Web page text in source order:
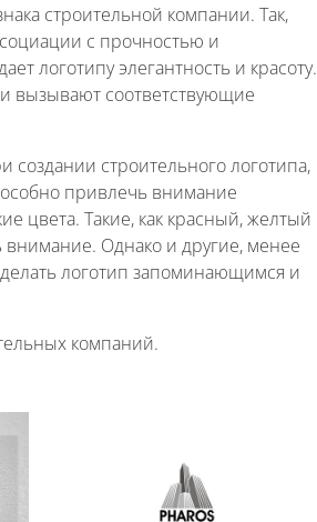
строительной компании. Так,
с прочностью и
логотипу элегантность и красоту.
вызывают соответствующие
строительного логотипа,
привлечь внимание
цвета. Такие, как красный, желтый
Однако и другие, менее
логотип запоминающимся и
компаний.